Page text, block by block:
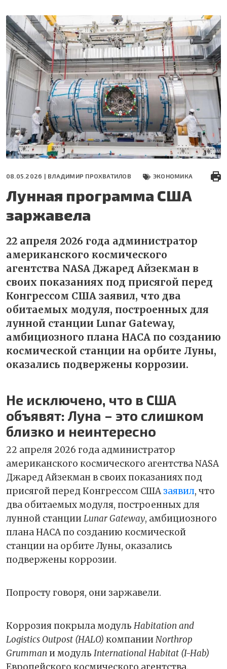
основному
содержанию
08.05.2026 | ВЛАДИМИР ПРОХВАТИЛОВ ЭКОНОМИКА
Лунная программа США
заржавела
22 апреля 2026 года администратор
американского космического
агентства NASA Джаред Айзекман в
своих показаниях под присягой перед
Конгрессом США заявил, что два
обитаемых модуля, построенных для
лунной станции Lunar Gateway,
амбициозного плана НАСА по созданию
космической станции на орбите Луны,
оказались подвержены коррозии.
Не исключено, что в США
объявят: Луна – это слишком
близко и неинтересно
22 апреля 2026 года администратор
американского космического агентства NASA
Джаред Айзекман в своих показаниях под
присягой перед Конгрессом США заявил, что
два обитаемых модуля, построенных для
лунной станцииLunar Gateway, амбициозного
плана НАСА по созданию космической
станции на орбите Луны, оказались
подвержены коррозии.
Попросту говоря, они заржавели.
Коррозия покрыла модуль Habitation and
Logistics Outpost (HALO) компанииNorthrop
Grummanи модуль International Habitat (I-Hab)